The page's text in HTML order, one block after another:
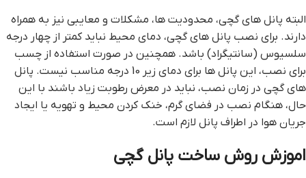
البته پانل های گچی، محدودیت ها، مشکلات و معایبی نیز به همراه
دارند. برای نصب پانل های گچی، دمای محیط نباید کمتر از چهار درجه
سلسیوس (سانتیگراد) باشد. همچنین در صورت استفاده از چسب
برای نصب، این پانل ها برای دمای زیر 10 درجه مناسب نیست. پانل
های گچی در زمان نصب، نباید در معرض رطوبت زیاد باشند با این
حال، هنگام نصب در فضای گرم، خنک کردن محیط و تهویه یا ایجاد
جریان هوا در اطراف پانل لازم است.
اموزش روش ساخت پانل گچی